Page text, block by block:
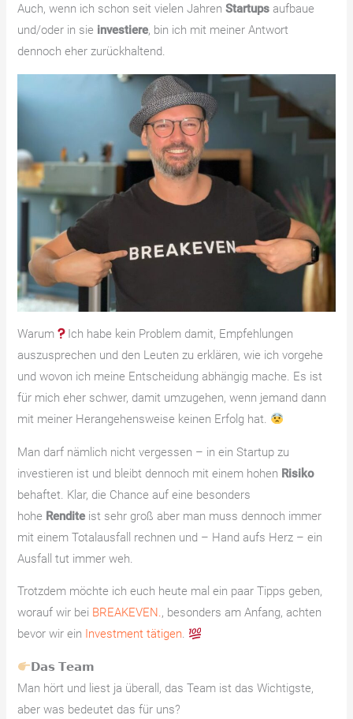
Auch, wenn ich schon seit vielen JahrenStartups aufbaue
und/oder in sie investiere, bin ich mit meiner Antwort
dennoch eher zurückhaltend.
Warum
Ich habe kein Problem damit, Empfehlungen
auszusprechen und den Leuten zu erklären, wie ich vorgehe
und wovon ich meine Entscheidung abhängig mache. Es ist
für mich eher schwer, damit umzugehen, wenn jemand dann
mit meiner Herangehensweise keinen Erfolg hat.
Man darf nämlich nicht vergessen – in ein Startup zu
investieren ist und bleibt dennoch mit einem hohen Risiko
behaftet. Klar, die Chance auf eine besonders
hohe Rendite ist sehr groß aber man muss dennoch immer
mit einem Totalausfall rechnen und – Hand aufs Herz – ein
Ausfall tut immer weh.
Trotzdem möchte ich euch heute mal ein paar Tipps geben,
worauf wir bei BREAKEVEN., besonders am Anfang, achten
bevor wir ein Investment tätigen.
𝗗𝗮𝘀 𝗧𝗲𝗮𝗺
Man hört und liest ja überall, das Team ist das Wichtigste,
aber was bedeutet das für uns?